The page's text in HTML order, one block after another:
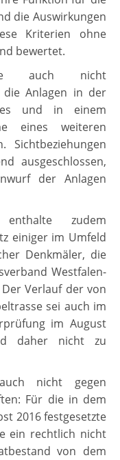
die Auswirkungen
Kriterien ohne
bewertet.
auch nicht
die Anlagen in der
und in einem
eines weiteren
Sichtbeziehungen
ausgeschlossen,
der Anlagen
enthalte zudem
einiger im Umfeld
Denkmäler, die
Westfalen-
Verlauf der von
sei auch im
im August
daher nicht zu
nicht gegen
Für die in dem
2016 festgesetzte
ein rechtlich nicht
von dem